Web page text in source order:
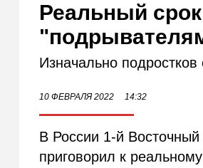
Реальный
Изначально подростков
10 ФЕВРАЛЯ 2022 14:32
В России 1-й
приговорил к